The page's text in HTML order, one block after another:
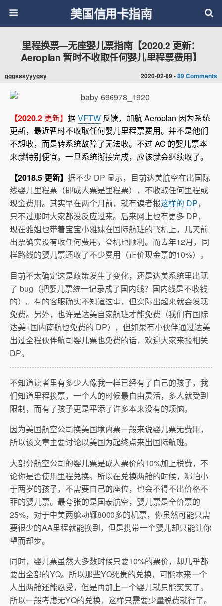
美国信用卡指南
2020-02-09 •89 Comments
里程换票—无座婴儿票指南【2020.2 更新：
Aeroplan 暂时不收取任何婴儿里程票费用】
gggsssyyygsy
【2020.2 更新】 据VFTW 反馈，加航 Aeroplan 因为系统
更新，最近暂时不收取任何婴儿里程票费用。并不是他们
不想收，而是转系统故障了无法收。不过 AC 的婴儿票本
来就特别便宜。一旦系统衔接完成，应该就会继续收了。
【2018.5 更新】 据不少 DP 显示，目前达美航空在出国际
线婴儿里程票（即成人票是里程票），不收取任何里程或
现金费用。其实早在两个月前，就有读者报这样的 DP，
只不过那时大家都没反应过来。后来网上也有更多 DP，
现在雅姐也带着宝宝小雅妹在国际航班的飞机上，几天前
出票确实没有收任何费用，登机也顺利。而去年12月，同
样路线的婴儿票还收了不少费用（正价现金票的10%）。
目前不太确定这是政策发生了变化，还是达美系统里出现
了 bug（把婴儿票统一记录成了国内线？国内线是不收钱
的）。有的客服确实不知道这事，但实际出起来就会发现
免费。另外，也许是达美自家航班才能免费（我们有国际
达美+国内南航也免费的 DP），但如果有小伙伴通过达美
出过全程伙伴航司婴儿票也免费的话，欢迎大家来报相关
DP。
不知道读者里有多少人像我一样已经有了自己的孩子，我
们知道里程换票，一个人的时候最自由灵活，多人就受到
限制，而有了孩子更是平添了许多本来没有的烦恼。
因为美国航空公司换美国境内票一般来说婴儿票无费用，
所以该文章主要讨论以美国为起终点来出国际航班。
大部分航空公司的婴儿票是成人票价的10%加上税费，不
论你是否使用里程兑换。所以在兑换两舱的时候，哪怕小
于两岁的孩子，不需要自己的座位，也会不得不出价格不
菲的婴儿票。最夸张的是国泰航空，婴儿票是全价票的
25%，对于中美两舱动辄8000多的机票，你虽然可能只需
要很少的AA里程就能换到，但是携带一个婴儿却只能让你
望而却步。
同时，婴儿票虽然大多数时候只要10%的票价，却几乎都
要出全部的YQ。所以那些YQ死贵的兑换，可能本来一个
人出两舱还能忍受，但是再加上一个婴儿就只能笑笑了。
所以一般考虑无YQ的兑换，这样只需要少量税费就行了。